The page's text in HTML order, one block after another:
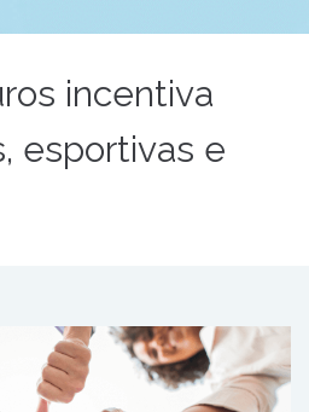
incentiva
esportivas e